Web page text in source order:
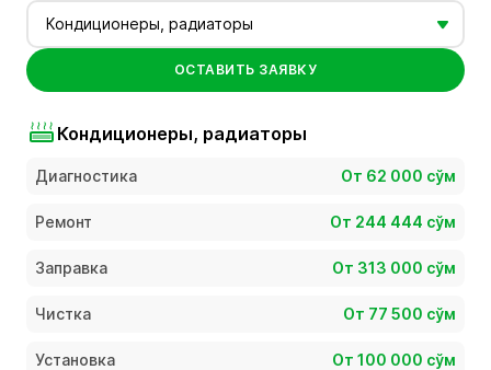
Кондиционеры, радиаторы
ОСТАВИТЬ ЗАЯВКУ
Кондиционеры, радиаторы
Диагностика От 62 000 сўм
Ремонт От 244 444 сўм
Заправка От 313 000 сўм
Чистка От 77 500 сўм
Установка От 100 000 сўм